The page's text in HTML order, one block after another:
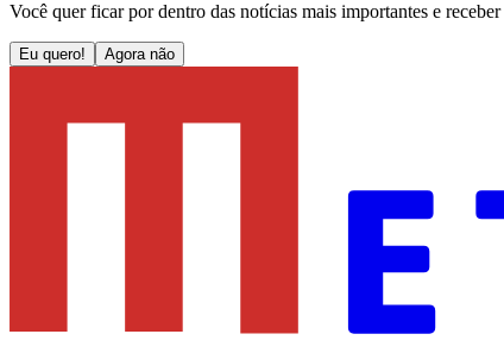
Você quer ficar por dentro das notícias mais importantes e receber
Eu quero! Agora não